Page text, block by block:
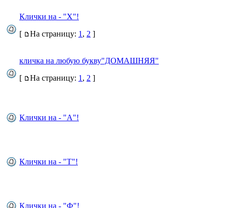
Клички на - "Х"!
[
На страницу: 1 , 2 ]
кличка на любую букву"ДОМАШНЯЯ"
[
На страницу: 1 , 2 ]
Клички на - "А"!
Клички на - "Т"!
Клички на - "Ф"!